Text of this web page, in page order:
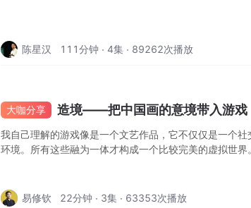
陈星汉 111分钟 4集 89262次播放
大咖分享 造境——把中国画的意境带入游戏
我自己理解的游戏像是一个文艺作品，它不仅仅是一个
环境。所有这些融为一体才构成一个比较完美的虚拟世界。
易修钦 22分钟 3集 63353次播放